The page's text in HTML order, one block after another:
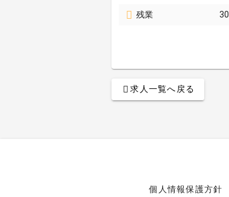
残業 30
求人一覧へ戻る
個人情報保護方針